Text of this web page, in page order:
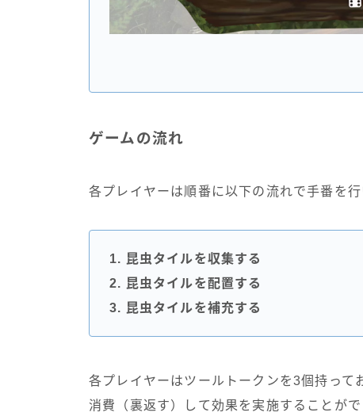
ゲームの流れ
各プレイヤーは順番に以下の流れで手番を行
1. 昆虫タイルを収集する
2. 昆虫タイルを配置する
3. 昆虫タイルを補充する
各プレイヤーはツールトークンを3個持って
消費（裏返す）して効果を実施することがで